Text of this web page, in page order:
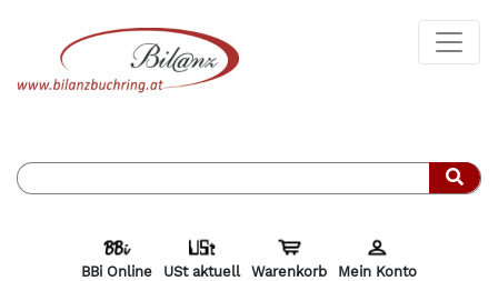
BBi Online USt aktuell Warenkorb Mein Konto